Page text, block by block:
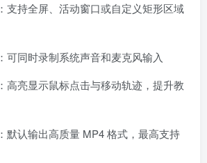
：支持全屏、活动窗口或自定义矩形区域
：可同时录制系统声音和麦克风输入
：高亮显示鼠标点击与移动轨迹，提升教
：默认输出高质量 MP4 格式，最高支持